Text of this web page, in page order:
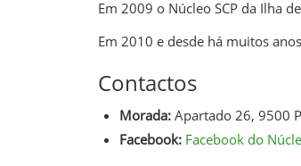
Em 2009 o Núcleo SCP da Ilha
Em 2010 e desde há muitos
Contactos
Morada:Apartado 26, 9500
Facebook: Facebook do